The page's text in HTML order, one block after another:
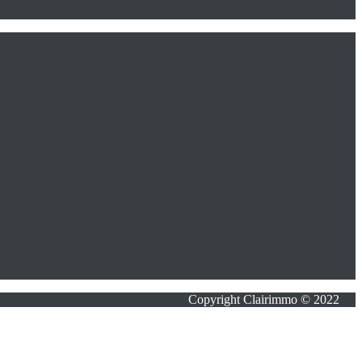
Copyright Clairimmo © 2022